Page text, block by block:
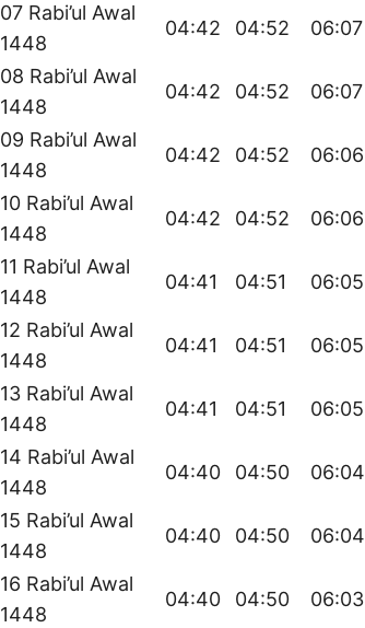
07 Rabi’ul Awal
1448
04:42 04:52 06:07
08 Rabi’ul Awal
1448
04:42 04:52 06:07
09 Rabi’ul Awal
1448
04:42 04:52 06:06
10 Rabi’ul Awal
1448
04:42 04:52 06:06
11 Rabi’ul Awal
1448
04:41 04:51 06:05
12 Rabi’ul Awal
1448
04:41 04:51 06:05
13 Rabi’ul Awal
1448
04:41 04:51 06:05
14 Rabi’ul Awal
1448
04:40 04:50 06:04
15 Rabi’ul Awal
1448
04:40 04:50 06:04
16 Rabi’ul Awal
1448
04:40 04:50 06:03